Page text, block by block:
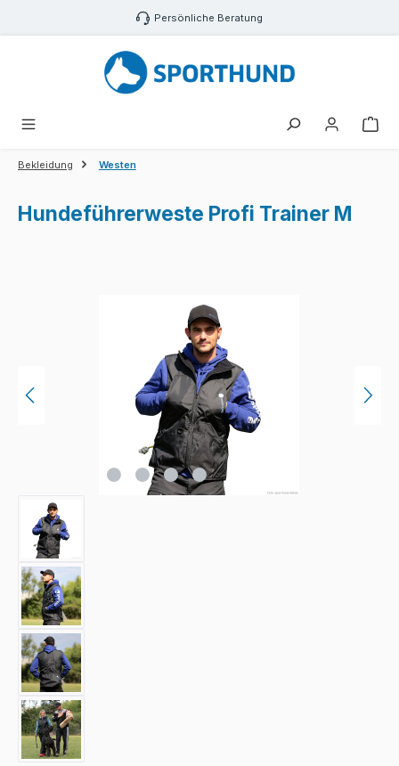
Zum Hauptinhalt springen Persönliche Beratung
Bekleidung Westen
Hundeführerweste Profi Trainer M